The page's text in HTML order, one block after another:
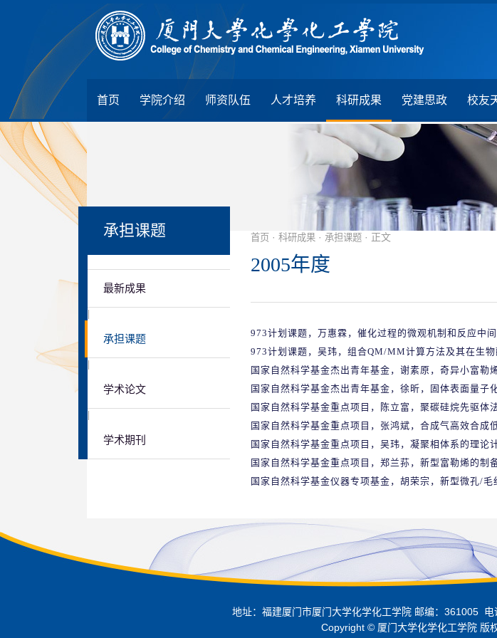
首页 学院介绍 师资队伍 人才培养 科研成果 党建思政 校友
承担课题
最新成果
承担课题
学术论文
学术期刊
首页 · 科研成果 · 承担课题 · 正文
2005年度
973计划课题，万惠霖，催化过程的微观机制和反应中
973计划课题，吴玮，组合QM/MM计算方法及其在生物
国家自然科学基金杰出青年基金，谢素原，奇异小富勒
国家自然科学基金杰出青年基金，徐昕，固体表面量子
国家自然科学基金重点项目，陈立富，聚碳硅烷先驱
国家自然科学基金重点项目，张鸿斌，合成气高效合成
国家自然科学基金重点项目，吴玮，凝聚相体系的理论
国家自然科学基金重点项目，郑兰荪，新型富勒烯的制
国家自然科学基金仪器专项基金，胡荣宗，新型微孔/毛
地址：福建厦门市厦门大学化学化工学院 邮编：361005
Copyright © 厦门大学化学化工学院 版